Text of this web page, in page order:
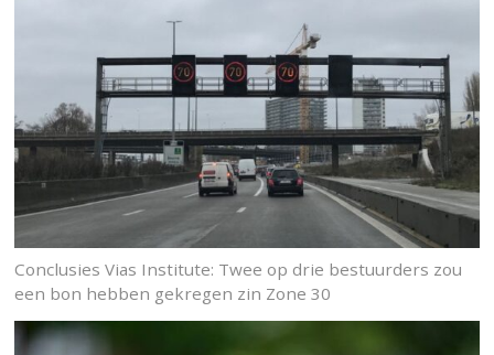
Conclusies Vias Institute: Twee op drie bestuurders zou
een bon hebben gekregen zin Zone 30